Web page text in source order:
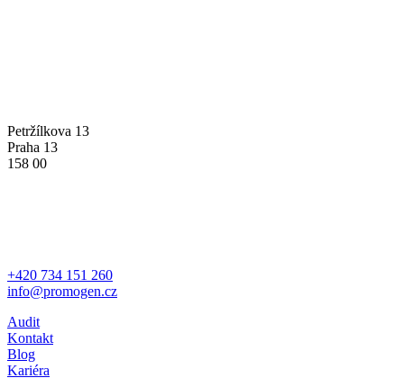
Petržílkova 13
Praha 13
158 00
+420 734 151 260
info@promogen.cz
Audit
Kontakt
Blog
Kariéra